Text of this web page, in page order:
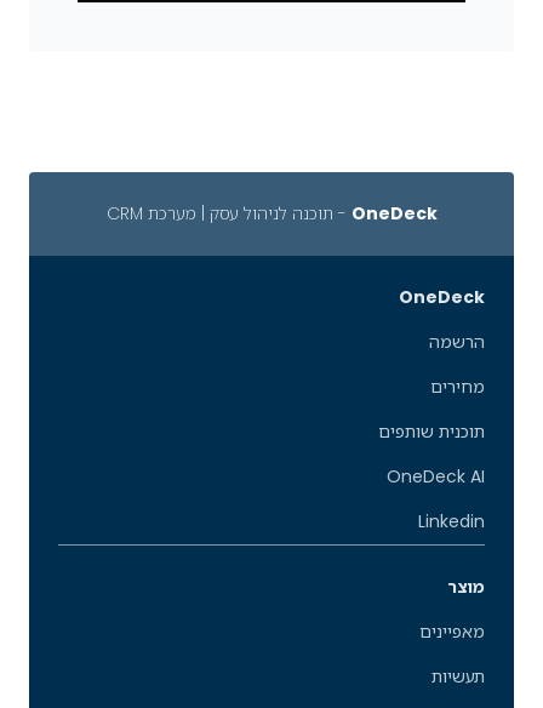
OneDeck - תוכנה לניהול עסק | מערכת CRM
OneDeck
הרשמה
מחירים
תוכנית שותפים
OneDeck AI
Linkedin
מוצר
מאפיינים
תעשיות